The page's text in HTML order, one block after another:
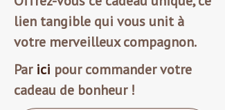
lien tangible qui vous unit à
votre merveilleux compagnon.
Par ici pour commander votre
cadeau de bonheur !